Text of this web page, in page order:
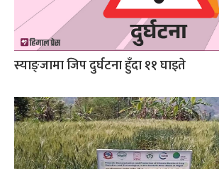
स्याङ्जामा जिप दुर्घटना हुँदा ११ घाइते